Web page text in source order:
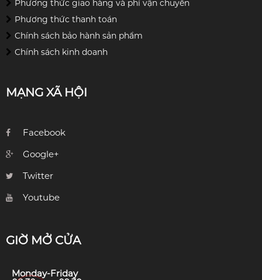
Phương thức giao hàng và phí vận chuyển
Phương thức thanh toán
Chính sách bảo hành sản phẩm
Chính sách kinh doanh
MẠNG XÃ HỘI
Facebook
Google+
Twitter
Youtube
GIỜ MỞ CỬA
Monday-Friday